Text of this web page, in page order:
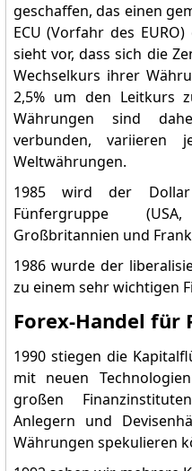
geschaffen, das einen
ECU (Vorfahr des
sieht vor, dass sich die
Wechselkurs ihrer
2,5% um den Leitkurs
Währungen sind
verbunden,
Weltwährungen.
1985 wird der
Fünfergruppe
Großbritannien und
1986 wurde der
zu einem sehr wichtigen
Forex-Handel für
1990 stiegen die
mit neuen
großen
Anlegern und
Währungen spekulieren